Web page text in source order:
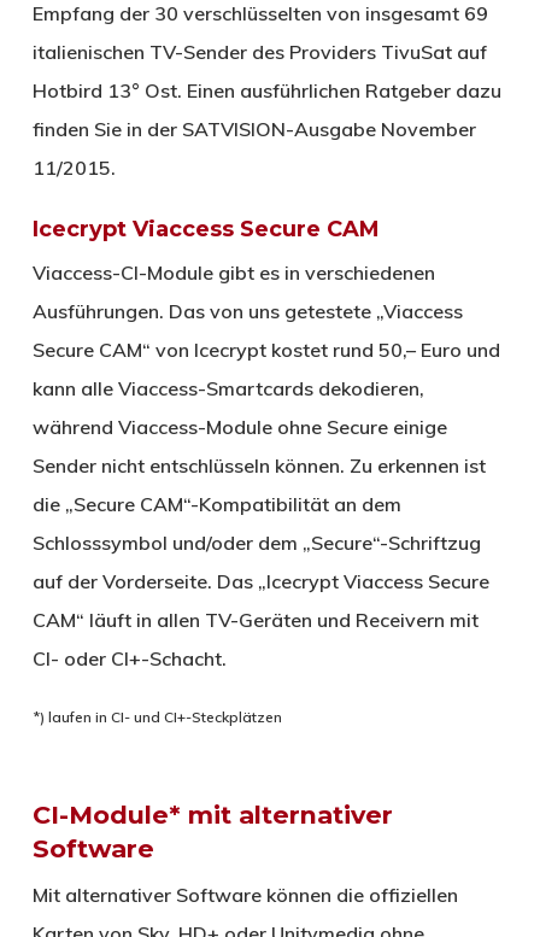
Empfang der 30 verschlüsselten von insgesamt 69
italienischen TV-Sender des Providers TivuSat auf
Hotbird 13° Ost. Einen ausführlichen Ratgeber dazu
finden Sie in der SATVISION-Ausgabe November
11/2015.
Icecrypt Viaccess Secure CAM
Viaccess-CI-Module gibt es in verschiedenen
Ausführungen. Das von uns getestete „Viaccess
Secure CAM“ von Icecrypt kostet rund 50,– Euro und
kann alle Viaccess-Smartcards dekodieren,
während Viaccess-Module ohne Secure einige
Sender nicht entschlüsseln können. Zu erkennen ist
die „Secure CAM“-Kompatibilität an dem
Schlosssymbol und/oder dem „Secure“-Schriftzug
auf der Vorderseite. Das „Icecrypt Viaccess Secure
CAM“ läuft in allen TV-Geräten und Receivern mit
CI- oder CI+-Schacht.
*) laufen in CI- und CI+-Steckplätzen
CI-Module* mit alternativer
Software
Mit alternativer Software können die offiziellen